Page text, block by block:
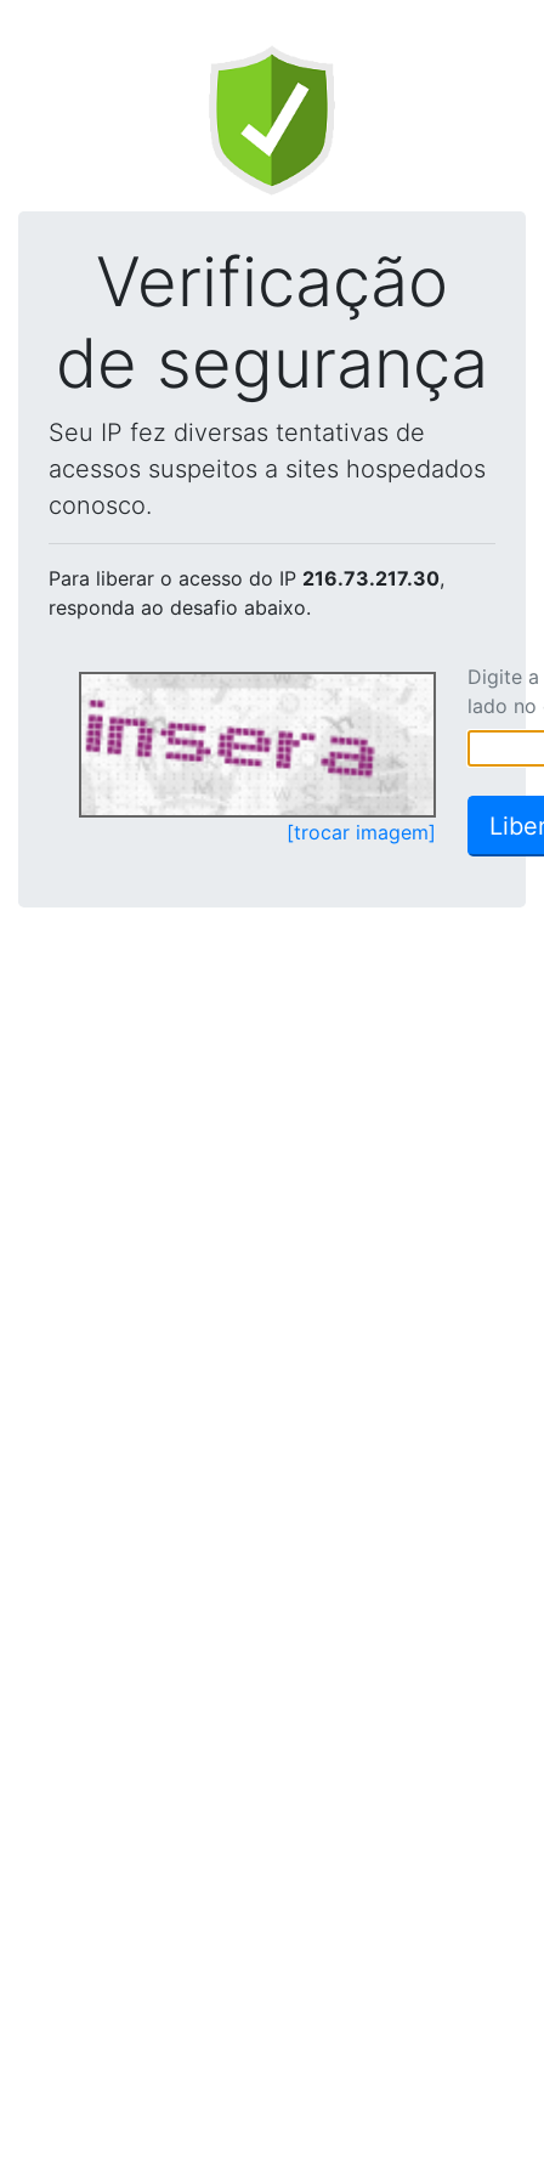
Verificação
de segurança
Seu IP fez diversas tentativas de
acessos suspeitos a sites hospedados
conosco.
Para liberar o acesso do IP 216.73.217.30,
responda ao desafio abaixo.
[trocar imagem]
Digite
lado no